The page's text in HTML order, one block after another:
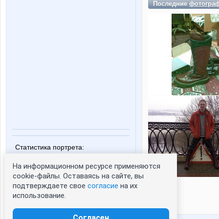
Статистика портрета:
зарегистрированные пользователи
посетившие портрет за 7 дней - 0
Последние
На информационном ресурсе применяются
cookie-файлы. Оставаясь на сайте, вы
подтверждаете свое согласие на их
использование.